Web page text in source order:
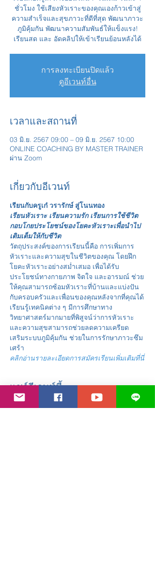
ชั่วโมง ใช้เสียงหัวเราะของคุณเองก้าวเข้าสู่
ความสำเร็จและสุขภาวะที่ดีที่สุด พัฒนาภาวะ
ภูมิคุ้มกัน พัฒนาความสัมพันธ์ให้แข็งแรง!
เรียนสด และ อัดคลิปให้เข้าเรียนย้อนหลังได้
การลงทะเบียนปิดแล้ว
ดูอีเวนท์อื่น
เวลาและสถานที่
03 มิ.ย. 2567 09:00 – 09 มิ.ย. 2567 10:00
ONLINE COACHING BY MASTER TRAINER
ผ่าน Zoom
เกี่ยวกับอีเวนท์
เรียนกับครูเก๋ วรารักษ์ สู่โนนทอง
เรียนหัวเราะ เรียนความรัก เรียนการใช้ชีวิต
กอบโกยประโยชน์ของโยคะหัวเราะเพื่อนำไป
เติมเต็มให้กับชีวิต
วัตถุประสงค์ของการเรียนนี้คือ การเพิ่มการ
หัวเราะและความสุขในชีวิตของคุณ โดยฝึก
โยคะหัวเราะอย่างสม่ำเสมอ เพื่อได้รับ
ประโยชน์ทางกายภาพ จิตใจ และอารมณ์ ช่วย
ให้คุณสามารถซ้อมหัวเราะที่บ้านและแบ่งปัน
กับครอบครัวและเพื่อนของคุณหลังจากที่คุณได้
เรียนรู้เทคนิคต่าง ๆ มีการศึกษาทาง
วิทยาศาสตร์มากมายที่พิสูจน์ว่าการหัวเราะ
และความสุขสามารถช่วยลดความเครียด
เสริมระบบภูมิคุ้มกัน ช่วยในการรักษาภาวะซึม
เศร้า
คลิกอ่านรายละเอียดการสมัครเรียนเพิ่มเติมที่นี่
แชร์อีเวนท์นี้